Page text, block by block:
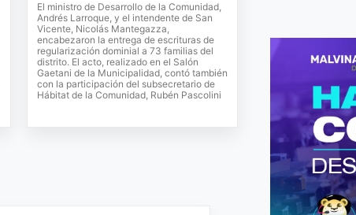
El ministro de Desarrollo de la Comunidad,
Andrés Larroque, y el intendente de San
Vicente, Nicolás Mantegazza,
encabezaron la entrega de escrituras de
regularización dominial a 73 familias del
distrito. El acto, realizado en el Salón
Gaetani de la Municipalidad, contó también
con la participación del subsecretario de
Hábitat de la Comunidad, Rubén Pascolini